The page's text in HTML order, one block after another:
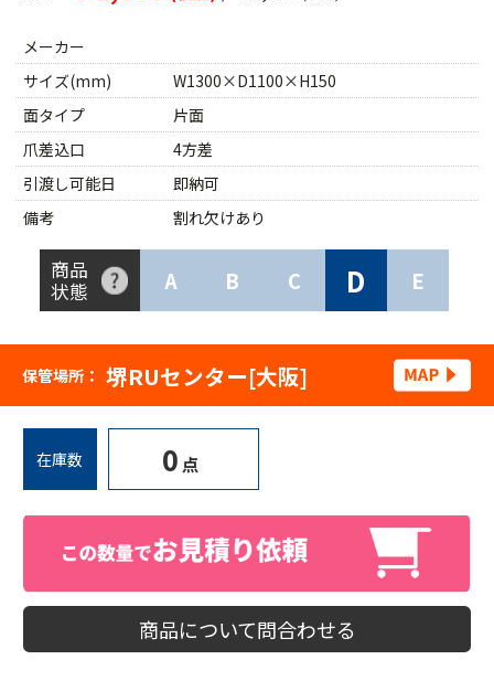
メーカー
サイズ(mm)
W1300×D1100×H150
面タイプ
片面
爪差込口
4方差
引渡し可能日
即納可
備考
割れ欠けあり
商品
状態
A B C D E
保管場所： 堺RUセンター[大阪]
在庫数 0 点
商品について問合わせる